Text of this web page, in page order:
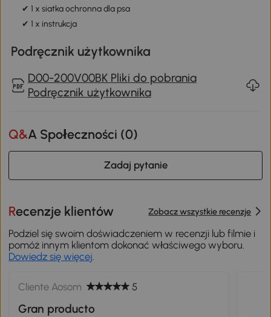
✔ 1 x siatka ochronna dla psa
✔ 1 x instrukcja
Podręcznik użytkownika
D00-200V00BK Pliki do pobrania
Podręcznik użytkownika
Q&A Społeczności (0)
Zadaj pytanie
Recenzje klientów Zobacz wszystkie recenzje
Podziel się swoim doświadczeniem w recenzji lub filmie i
pomóż innym klientom dokonać właściwego wyboru.
Dowiedz się więcej.
Cliente Aosom 5
Gran producto